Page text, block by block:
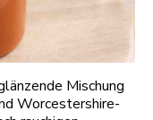
Mischung
Worcestershire-